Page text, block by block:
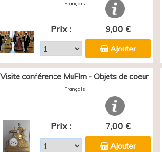
Français
Prix : 9,00 €
Ajouter
Visite conférence MuFIm - Objets de coeur
Français
Prix : 7,00 €
Ajouter